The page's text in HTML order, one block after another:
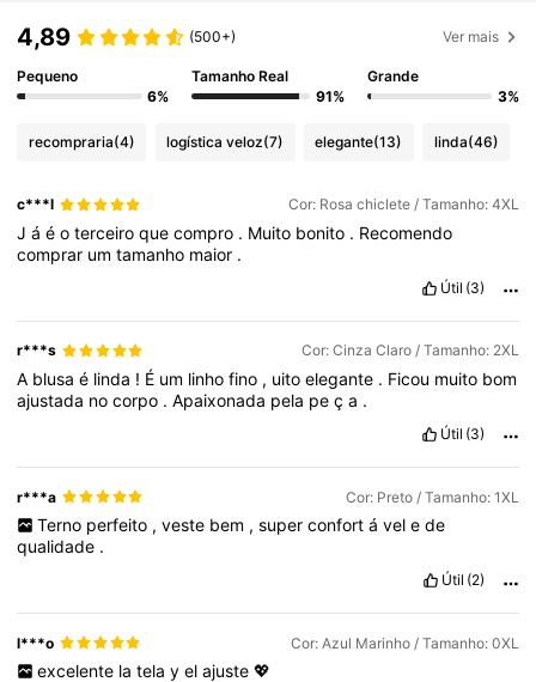
4,89 (500+) Ver mais
Pequeno
6%
Tamanho Real
91%
Grande
3%
recompraria(4) logística veloz(7) elegante(13) linda(46)
c***l Cor: Rosa chiclete / Tamanho: 4XL
Jáéoterceiroquecompro . Muito bonito . Recomendo
comprar umtamanho maior .
Útil (3)
r***s Cor: Cinza Claro / Tamanho: 2XL
A blusaé linda ! É um linhofino , uitoelegante . Ficou muito bom
ajustada nocorpo .Apaixonada pela peça .
Útil (3)
r***a Cor: Preto / Tamanho: 1XL
Terno perfeito , veste bem , super confort á vel e de
qualidade .
Útil (2)
l***o Cor: Azul Marinho / Tamanho: 0XL
excelente la tela y el ajuste 💖